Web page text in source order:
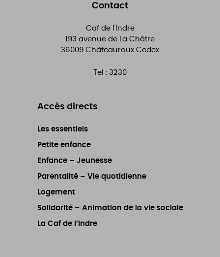
Contact
Caf de l'Indre
193 avenue de La Châtre
36009 Châteauroux Cedex
Tel : 3230
Accès directs
Les essentiels
Petite enfance
Enfance – Jeunesse
Parentalité – Vie quotidienne
Logement
Solidarité – Animation de la vie sociale
La Caf de l’Indre